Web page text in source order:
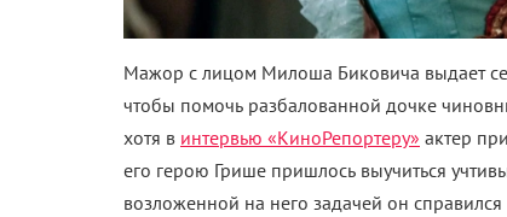
Мажор с лицом Милоша Биковича выдает
чтобы помочь разбалованной дочке
хотя в интервью «КиноРепортеру» актер
его герою Грише пришлось выучиться
возложенной на него задачей он